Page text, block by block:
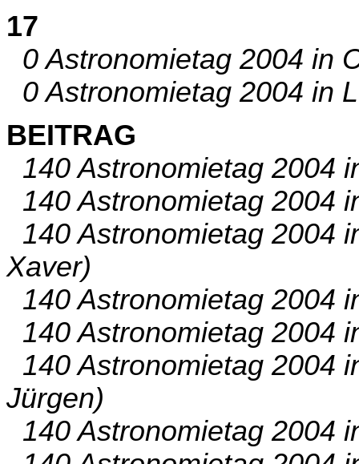
17
0 Astronomietag 2004 in
0 Astronomietag 2004 in
BEITRAG
140 Astronomietag 2004
140 Astronomietag 2004
140 Astronomietag 2004
Xaver)
140 Astronomietag 2004
140 Astronomietag 2004
140 Astronomietag 2004
Jürgen)
140 Astronomietag 2004